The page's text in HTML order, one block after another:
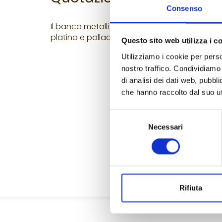
Consenso
Questo sito web utilizza i
Utilizziamo i cookie per
nostro traffico.
di analisi dei dati web,
che hanno raccolto dal suo
Necessari
Rifiuta
Il banco metalli preziosi La Banchetta è in
platino e palladio sia al fixing, che nel